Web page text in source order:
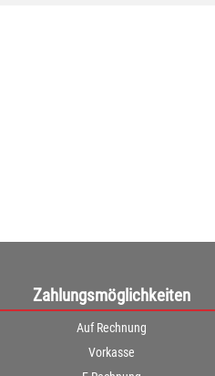
Zahlungsmöglichkeiten
Auf Rechnung
Vorkasse